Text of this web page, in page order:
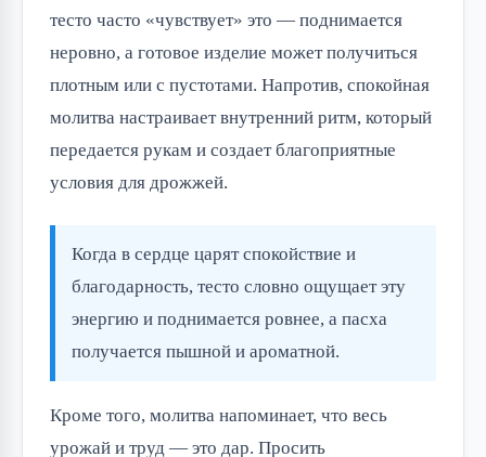
тесто часто «чувствует» это — поднимается
неровно, а готовое изделие может получиться
плотным или с пустотами. Напротив, спокойная
молитва настраивает внутренний ритм, который
передается рукам и создает благоприятные
условия для дрожжей.
Когда в сердце царят спокойствие и
благодарность, тесто словно ощущает эту
энергию и поднимается ровнее, а пасха
получается пышной и ароматной.
Кроме того, молитва напоминает, что весь
урожай и труд — это дар. Просить